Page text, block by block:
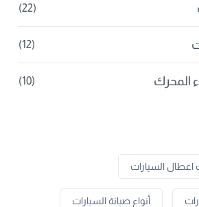
(22)
(12)
المحرك (10)
السيارات
أنواع صيانة السيارات